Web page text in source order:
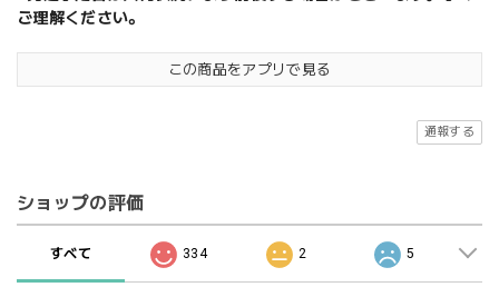
ご理解ください。
この商品をアプリで見る
通報する
ショップの評価
すべて 334 2 5